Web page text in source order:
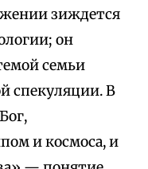
зиждется
он
семьи
спекуляции. В
и космоса, и